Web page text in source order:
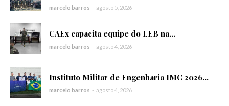
marcelo barros - agosto 5, 2026
CAEx capacita equipe do LEB na...
marcelo barros - agosto 4, 2026
Instituto Militar de Engenharia IMC 2026...
marcelo barros - agosto 4, 2026